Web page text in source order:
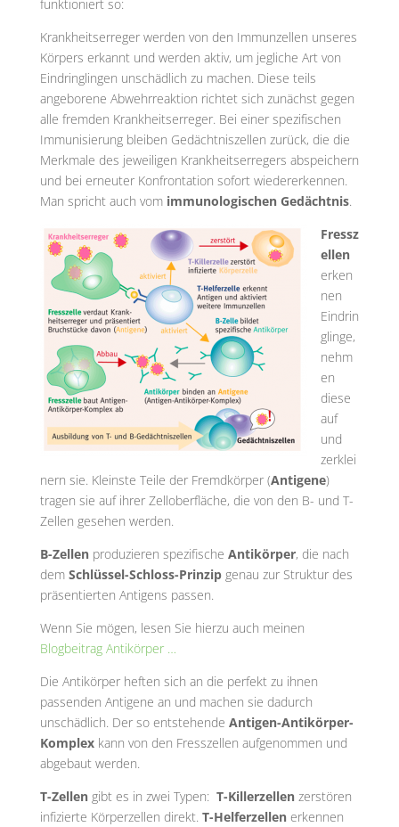
funktioniert so:
Krankheitserreger werden von den Immunzellen unseres
Körpers erkannt und werden aktiv, um jegliche Art von
Eindringlingen unschädlich zu machen. Diese teils
angeborene Abwehrreaktion richtet sich zunächst gegen
alle fremden Krankheitserreger. Bei einer spezifischen
Immunisierung bleiben Gedächtniszellen zurück, die die
Merkmale des jeweiligen Krankheitserregers abspeichern
und bei erneuter Konfrontation sofort wiedererkennen.
Man spricht auch vom immunologischen Gedächtnis.
Fressz
ellen
erken
nen
Eindrin
glinge,
nehm
en
diese
auf
und
zerklei
nern sie. Kleinste Teile der Fremdkörper (Antigene)
tragen sie auf ihrer Zelloberfläche, die von den B- und T-
Zellen gesehen werden.
B-Zellenproduzieren spezifische Antikörper, die nach
dem Schlüssel-Schloss-Prinzipgenau zur Struktur des
präsentierten Antigens passen.
Wenn Sie mögen, lesen Sie hierzu auch meinen
Blogbeitrag Antikörper …
Die Antikörper heften sich an die perfekt zu ihnen
passenden Antigene an und machen sie dadurch
unschädlich. Der so entstehende Antigen-Antikörper-
Komplexkann von den Fresszellen aufgenommen und
abgebaut werden.
T-Zellengibt es in zwei Typen: T-Killerzellenzerstören
infizierte Körperzellen direkt. T-Helferzellen erkennen